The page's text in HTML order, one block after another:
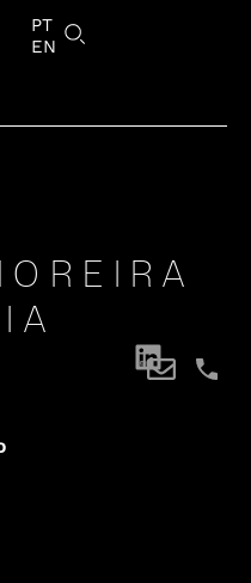
PT
EN